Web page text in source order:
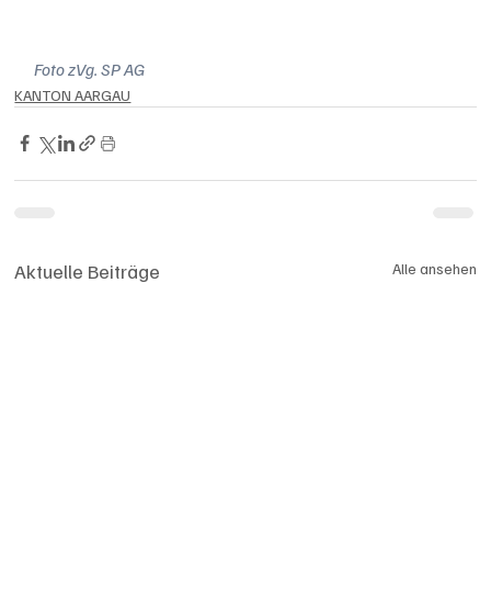
Foto zVg. SP AG
KANTON AARGAU
Aktuelle Beiträge Alle ansehen